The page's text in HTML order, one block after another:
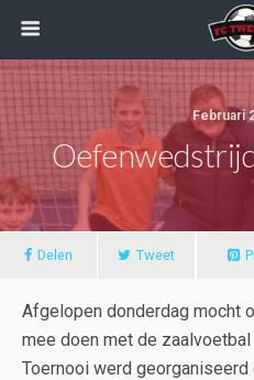
Februari
Delen Tweet
Afgelopen donderdag mocht
mee doen met de
Toernooi werd